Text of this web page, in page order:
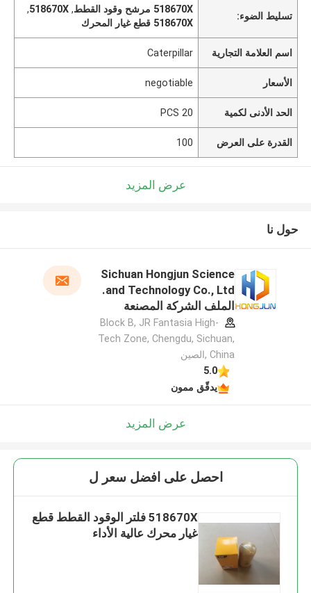
تسليط الضوء:
518670X مرشح وقود القطط ,
518670X
,
518670X قطع غيار المحرك
اسم العلامة التجارية Caterpillar
الأسعار negotiable
الحد الأدنى لكمية 20 PCS
القدرة على العرض 100
عرض المزيد
حول نا
Sichuan Hongjun Science
and Technology Co., Ltd.
الملف الشركة المصنعة
Block B, JR Fantasia High-
Tech Zone, Chengdu, Sichuan,
China ,الصين
5.0
يدقّق ممون
عرض المزيد
احصل على افضل سعر ل
518670X فلتر الوقود القطط قطع
غيار محرك عالية الأداء